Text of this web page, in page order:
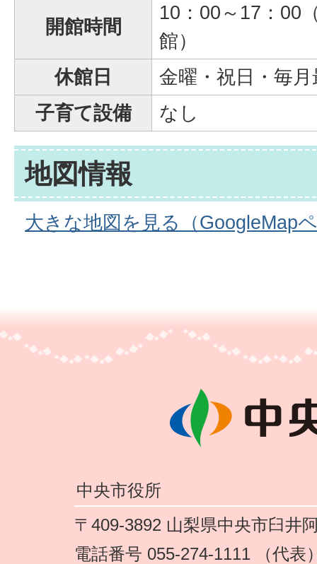
開館時間
10：00～17：00
館）
休館日
金曜・祝日・毎
子育て設備
なし
地図情報
大きな地図を見る（GoogleMap
中央市役所
〒409-3892 山梨県中央市臼井
電話番号 055-274-1111 （代表